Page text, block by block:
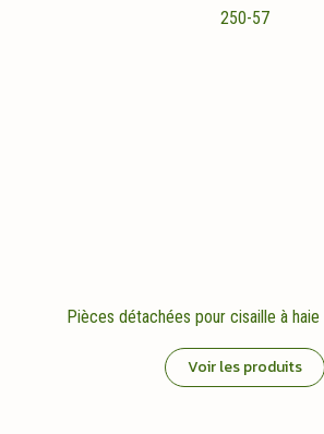
Pièces détachées pour cisaille à haie
Voir les produits